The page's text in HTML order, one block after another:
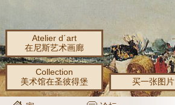
Atelier d´art
在尼斯艺术画廊
Collection
美术馆在圣彼得堡
买一张图片